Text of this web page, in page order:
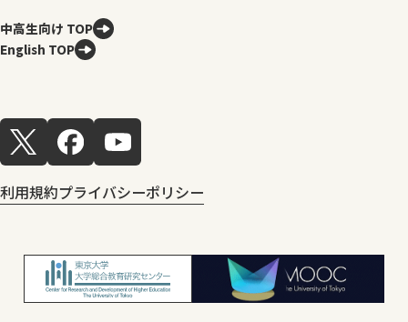
中高生向け TOP
English TOP
利用規約プライバシーポリシー